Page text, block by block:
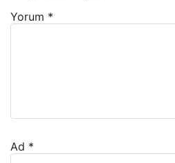
Yorum *
Ad *